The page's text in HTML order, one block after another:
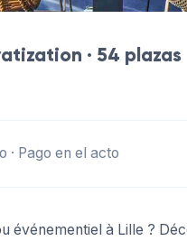
· 54 plazas
· Pago en el acto
événementiel à Lille ?